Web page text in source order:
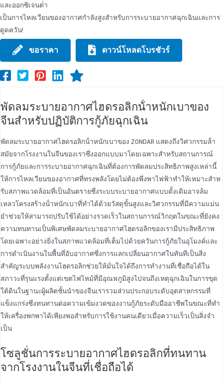
และออกซิเจนต่ํา
เป็นการไหลเวียนของอากาศกําลังสูงสําหรับการระบายอากาศฉุกเฉินและการ
ดูดควัน!
ขอราคา ดาวน์โหลดโบรชัวร์
พัดลมระบายอากาศไฮดรอลิกน้ําหนักเบาของ
จีนสําหรับปฏิบัติการกู้ภัยฉุกเฉิน
พัดลมระบายอากาศไฮดรอลิกน้ําหนักเบาของ ZONDAR แสดงถึงวิศวกรรมล้ํา
สมัยจากโรงงานในจีนของเราซึ่งออกแบบมาโดยเฉพาะสําหรับสถานการณ์
การกู้ภัยและการระบายอากาศฉุกเฉินที่ต้องการพัดลมประสิทธิภาพสูงเหล่านี้
ให้การไหลเวียนของอากาศที่ทรงพลังโดยไม่ต้องพึ่งพาไฟฟ้าทําให้เหมาะสําห
รับสภาพแวดล้อมที่เป็นอันตรายซึ่งระบบระบายอากาศแบบดั้งเดิมอาจล้ม
เหลวโครงสร้างน้ําหนักเบาที่ทําได้ด้วยวัสดุขั้นสูงและวิศวกรรมที่มีความแม่น
ยําช่วยให้สามารถปรับใช้ได้อย่างรวดเร็วในสถานการณ์วิกฤตในขณะที่ยังคง
ความทนทานเป็นพิเศษพัดลมระบายอากาศไฮดรอลิกของเรามีประสิทธิภาพ
โดยเฉพาะอย่างยิ่งในสภาพแวดล้อมที่เต็มไปด้วยควันการกู้ภัยในอุโมงค์และ
การดําเนินงานในพื้นที่อับอากาศซึ่งการแลกเปลี่ยนอากาศในทันทีเป็นสิ่ง
สําคัญระบบพลังงานไฮดรอลิกช่วยให้มั่นใจได้ถึงการทํางานที่เชื่อถือได้ใน
สภาวะที่รุนแรงตั้งแต่เขตไฟไหม้ที่มีอุณหภูมิสูงไปจนถึงเหตุฉุกเฉินในการขุด
ใต้ดินในฐานะผู้ผลิตชั้นนําของจีนเรารวมส่วนประกอบระดับอุตสาหกรรมที่
แข็งแกร่งซึ่งทนทานต่อความเข้มงวดของงานกู้ภัยระดับมืออาชีพในขณะที่ทํา
ให้เครื่องพกพาได้เพียงพอสําหรับการใช้งานคนเดียวเมื่อความเร็วเป็นสิ่งจํา
เป็น
โซลูชั่นการระบายอากาศไฮดรอลิกที่ทนทาน
จากโรงงานในจีนที่เชื่อถือได้